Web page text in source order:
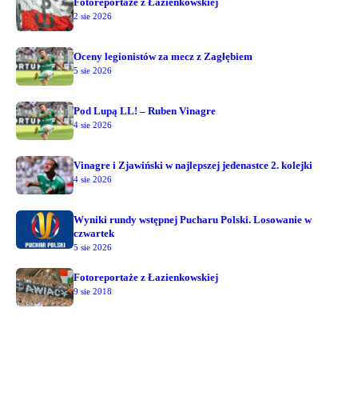
2 sie 2026
Oceny legionistów za mecz z Zagłębiem
5 sie 2026
Pod Lupą LL! – Ruben Vinagre
4 sie 2026
Vinagre i Zjawiński w najlepszej jedenastce 2. kolejki
4 sie 2026
Wyniki rundy wstępnej Pucharu Polski. Losowanie w
czwartek
5 sie 2026
Fotoreportaże z Łazienkowskiej
9 sie 2018